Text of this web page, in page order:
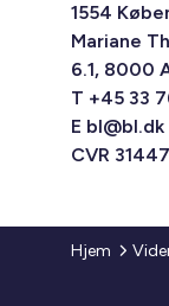
1554
Mariane
6.1, 8000
T +45 33
E bl@bl.dk
CVR
Hjem